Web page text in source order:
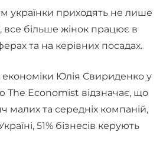
українки приходять не лише
все більше жінок працює в
та на керівних посадах.
економіки Юлія Свириденко у
The Economist відзначає, що
малих та середніх компаній,
51% бізнесів керують